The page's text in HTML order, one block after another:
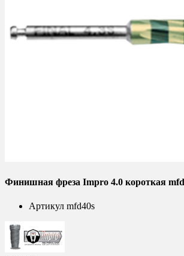
Финишная фреза Impro 4.0 короткая
Артикул mfd40s